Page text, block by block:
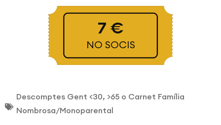
7 €
NO SOCIS
Descomptes Gent <30, >65 o Carnet Família
Nombrosa/Monoparental